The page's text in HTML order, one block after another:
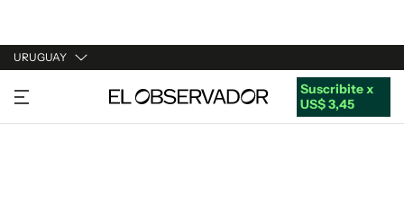
URUGUAY
URUGUAY
ARGENTINA
Suscribite x
US$ 3,45